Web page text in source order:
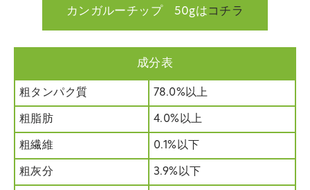
カンガルーチップ 50gはコチラ
成分表
粗タンパク質 78.0%以上
粗脂肪 4.0%以上
粗繊維 0.1%以下
粗灰分 3.9%以下